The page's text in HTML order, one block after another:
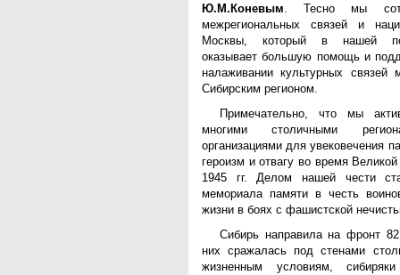
Ю.М.Коневым. Тесно мы
межрегиональных связей и
Москвы, который в нашей
оказывает большую помощь и
налаживании культурных
Сибирским регионом.
Примечательно, что мы
многими столичными
организациями для увековечения
героизм и отвагу во время
1945 гг. Делом нашей чести
мемориала памяти в честь
жизни в боях с фашистской
Сибирь направила на фронт
них сражалась под стенами
жизненным условиям,